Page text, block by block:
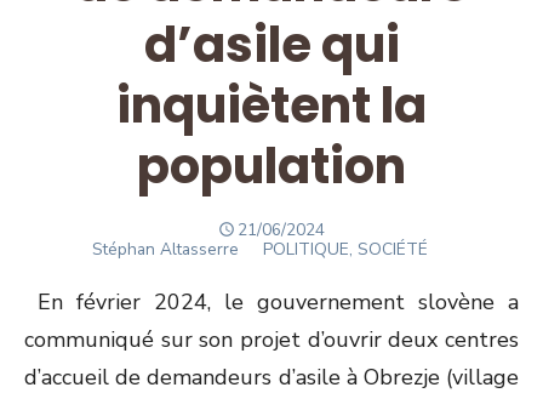
d’asile qui
inquiètent la
population
POSTED
ON
21/06/2024
Author
Stéphan Altasserre POLITIQUE, SOCIÉTÉ
En février 2024, le gouvernement slovène a
communiqué sur son projet d’ouvrir deux centres
d’accueil de demandeurs d’asile à Obrezje (village